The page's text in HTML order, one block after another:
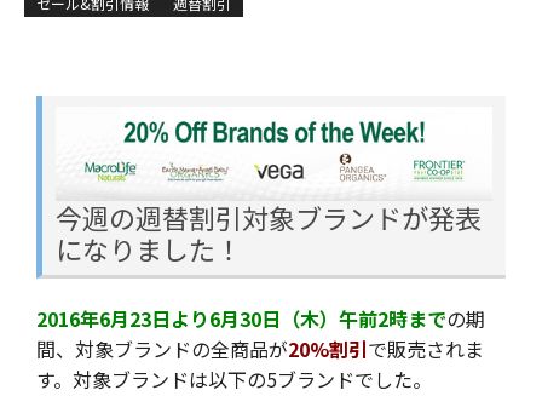
今週の週替割引対象ブランドが発表
になりました！
2016年6月23日より6月30日（木）午前2時までの期
間、対象ブランドの全商品が20%割引で販売されま
す。 対象ブランドは以下の5ブランドでした。